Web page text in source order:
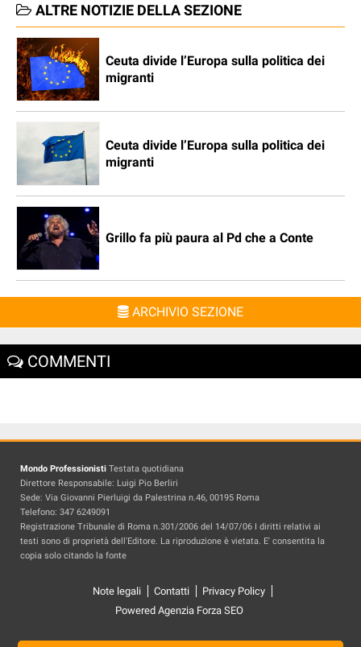
ALTRE NOTIZIE DELLA SEZIONE
Ceuta divide l’Europa sulla politica dei
migranti
Ceuta divide l’Europa sulla politica dei
migranti
Grillo fa più paura al Pd che a Conte
ARCHIVIO SEZIONE
COMMENTI
Mondo Professionisti Testata quotidiana
Direttore Responsabile: Luigi Pio Berliri
Sede: Via Giovanni Pierluigi da Palestrina n.46, 00195 Roma
Telefono: 347 6249091
Registrazione Tribunale di Roma n.301/2006 del 14/07/06 I diritti relativi ai
testi sono di proprietà dell'Editore. La riproduzione è vietata. E' consentita la
copia solo citando la fonte
Note legali Contatti
Privacy Policy
Powered Agenzia Forza SEO